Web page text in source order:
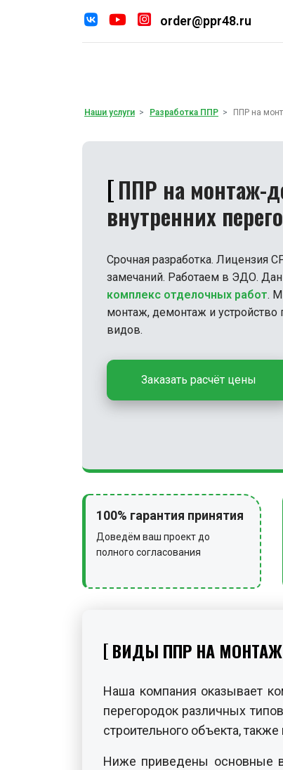
order@ppr48.ru
Наши услуги Разработка ППР ППР на
ППР на монтаж-
внутренних
Срочная разработка. Лицензия
замечаний. Работаем в ЭДО.
комплекс отделочных работ.
монтаж, демонтаж и
видов.
Заказать расчёт цены
100% гарантия принятия
Доведём ваш проект до
полного согласования
ВИДЫ ППР НА
Наша компания оказывает
перегородок различных
строительного объекта,
Ниже приведены основные